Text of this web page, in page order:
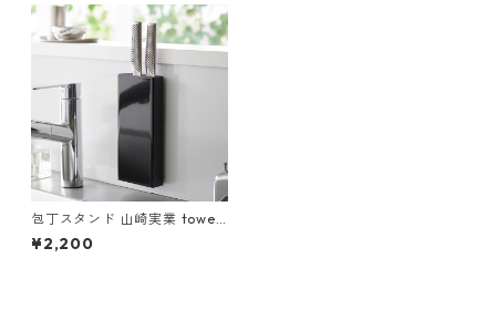
包丁スタンド 山崎実業 tower
タワー フィルムフック包丁ホ
ルダー ブラック
¥2,200